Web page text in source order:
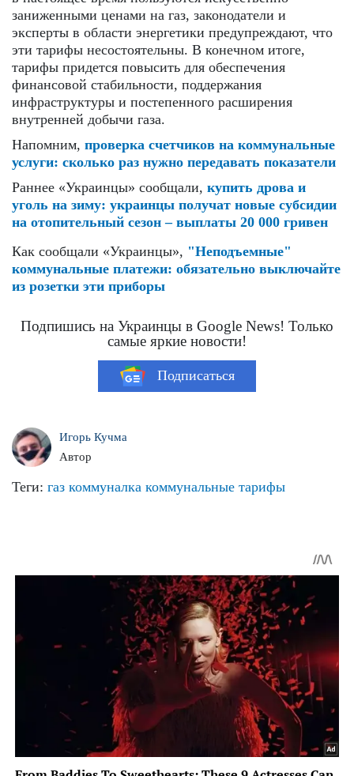
заниженными ценами на газ, законодатели и
эксперты в области энергетики предупреждают, что
эти тарифы несостоятельны. В конечном итоге,
тарифы придется повысить для обеспечения
финансовой стабильности, поддержания
инфраструктуры и постепенного расширения
внутренней добычи газа.
Напомним, проверка счетчиков на коммунальные
услуги: сколько раз нужно передавать показатели
Раннее «Украинцы» сообщали, купить дрова и
уголь на зиму: украинцы получат новые субсидии
на отопительный сезон – выплаты 20 000 гривен
Как сообщали «Украинцы», "Неподъемные"
коммунальные платежи: обязательно выключайте
из розетки эти приборы
Подпишись на Украинцы в Google News! Только
самые яркие новости!
Подписаться
Игорь Кучма
Автор
Теги: газ коммуналка коммунальные тарифы